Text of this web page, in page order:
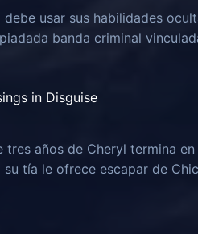
usar sus habilidades
banda criminal
in Disguise
años de Cheryl termina
tía le ofrece escapar de